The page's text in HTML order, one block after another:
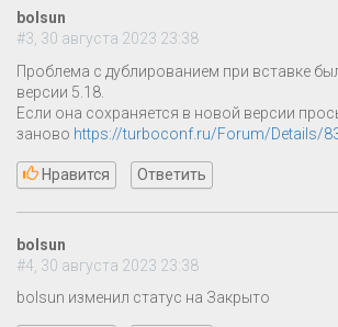
bolsun
#3, 30 августа 2023 23:38
Проблема с дублированием при вставке
версии 5.18.
Если она сохраняется в новой версии
заново https://turboconf.ru/Forum/Details/
Нравится Ответить
bolsun
#4, 30 августа 2023 23:38
bolsun изменил статус на Закрыто